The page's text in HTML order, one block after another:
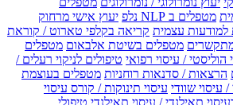
מטפלים ב NLP נלפ
יעוץ אישי מרחוק
למודעות עצמית קריאה בקלפי טארוט / קוראת
מטפלים בשיטת אלבאום מטפלים
הוליסטי / עיסוי רפואי טיפולים לניקוי רעלים /
הרצאות / סדנאות רוחניות מטפלים בעוצמת
עיסוי שוודי עיסוי תינוקות / קורס עיסוי